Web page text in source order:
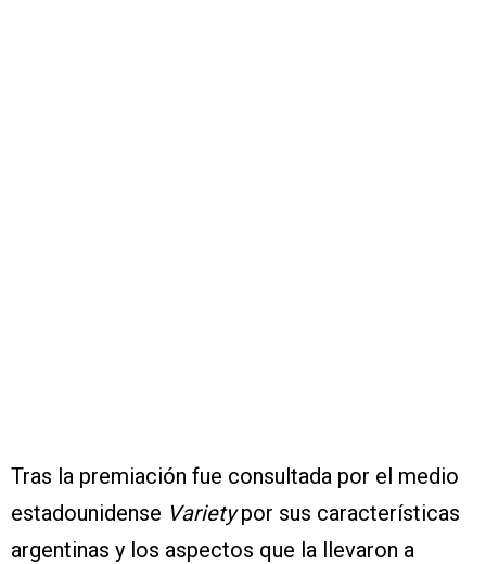
Tras la premiación fue consultada por el medio
estadounidense Varietypor sus características
argentinas y los aspectos que la llevaron a